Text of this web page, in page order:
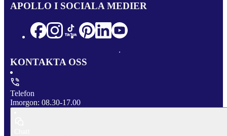
APOLLO I SOCIALA MEDIER
KONTAKTA OSS
Telefon
Imorgon: 08.30-17.00